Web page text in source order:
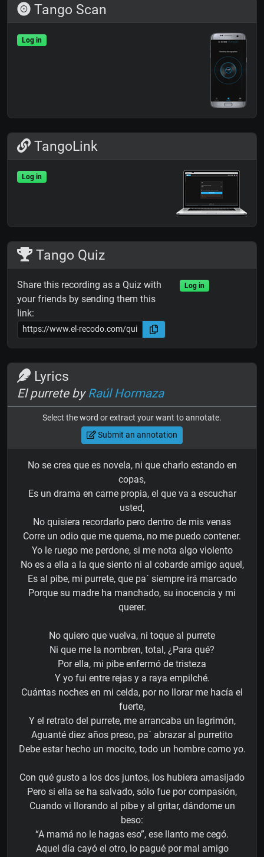
Tango Scan
Log in
TangoLink
Log in
Tango Quiz
Share this recording as a Quiz with
your friends by sending them this
link:
Log in
Lyrics
El purrete byRaúl Hormaza
Select the word or extract your want to annotate.
Submit an annotation
No se crea que es novela, ni que charlo estando en
copas,
Es un drama en carne propia, el que va a escuchar
usted,
No quisiera recordarlo pero dentro de mis venas
Corre un odio que me quema, no me puedo contener.
Yo le ruego me perdone, si me nota algo violento
No es a ella a la que siento ni al cobarde amigo aquel,
Es al pibe, mi purrete, que pa´ siempre irá marcado
Porque su madre ha manchado, su inocencia y mi
querer.
No quiero que vuelva, ni toque al purrete
Ni que me la nombren, total, ¿Para qué?
Por ella, mi pibe enfermó de tristeza
Y yo fui entre rejas y a raya empilché.
Cuántas noches en mi celda, por no llorar me hacía el
fuerte,
Y el retrato del purrete, me arrancaba un lagrimón,
Aguanté diez años preso, pa´ abrazar al purretito
Debe estar hecho un mocito, todo un hombre como yo.
Con qué gusto a los dos juntos, los hubiera amasijado
Pero si ella se ha salvado, sólo fue por compasión,
Cuando vi llorando al pibe y al gritar, dándome un
beso:
“A mamá no le hagas eso”, ese llanto me cegó.
Aquel día cayó el otro, lo pagué por mal amigo